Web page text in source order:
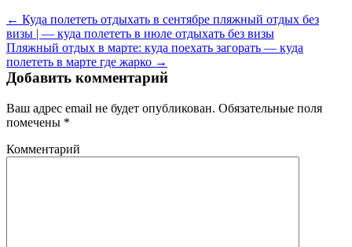
← Куда полететь отдыхать в сентябре пляжный отдых без
визы | — куда полететь в июле отдыхать без визы
Пляжный отдых в марте: куда поехать загорать — куда
полететь в марте где жарко →
Добавить комментарий
Ваш адрес email не будет опубликован. Обязательные поля
помечены *
Комментарий